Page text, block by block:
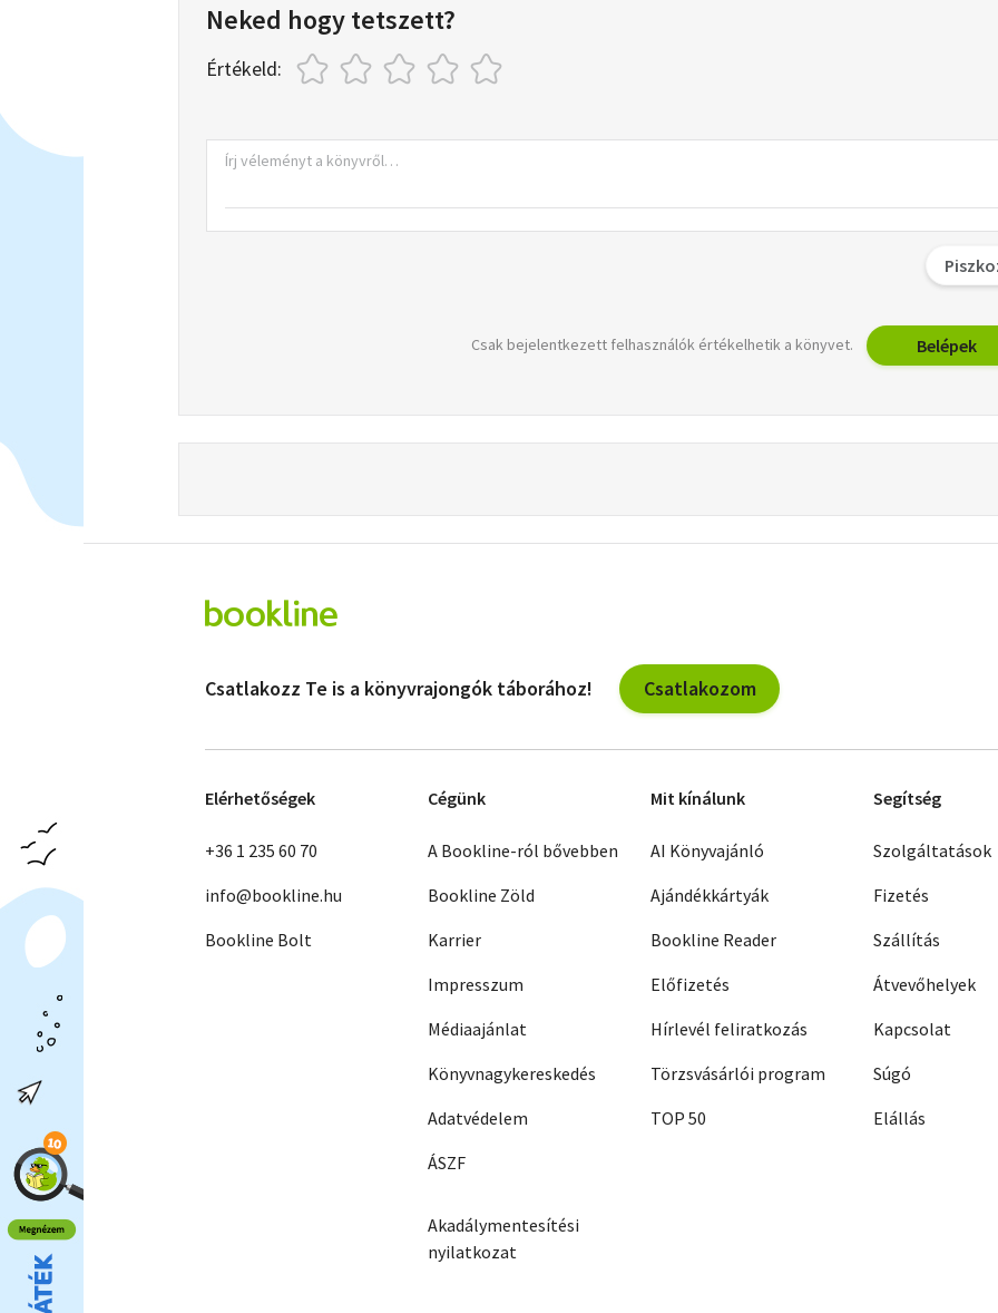
Neked hogy tetszett?
Értékeld:
Csak bejelentkezett felhasználók értékelhetik a könyvet. Belépek
Csatlakozz Te is a könyvrajongók táborához! Csatlakozom
Elérhetőségek
+36 1 235 60 70
info@bookline.hu
Bookline Bolt
Cégünk
A Bookline-ról bővebben
Bookline Zöld
Karrier
Impresszum
Médiaajánlat
Könyvnagykereskedés
Adatvédelem
ÁSZF
Akadálymentesítési
nyilatkozat
Mit kínálunk
AI Könyvajánló
Ajándékkártyák
Bookline Reader
Előfizetés
Hírlevél feliratkozás
Törzsvásárlói program
TOP 50
Segítség
Szolgáltatások
Fizetés
Szállítás
Átvevőhelyek
Kapcsolat
Súgó
Elállás